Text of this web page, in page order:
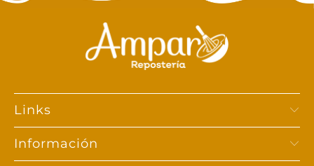
Links
Información